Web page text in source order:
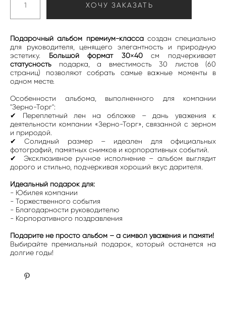
ХОЧУ ЗАКАЗАТЬ
Подарочный альбом премиум-классасоздан специально
для руководителя, ценящего элегантность и природную
эстетику. Большой формат 30×40см подчеркивает
статусность подарка, а вместимость 30 листов (60
страниц) позволяют собрать самые важные моменты в
одном месте.
Особенности альбома, выполненного для компании
"Зерно-Торг":
✔ Переплетный лен на обложке – дань уважения к
деятельности компании «Зерно-Торг», связанной с зерном
и природой.
✔ Солидный размер – идеален для официальных
фотографий, памятных снимков и корпоративных событий.
✔ Эксклюзивное ручное исполнение – альбом выглядит
дорого и стильно, подчеркивая хороший вкус дарителя.
Идеальный подарок для:
- Юбилея компании
- Торжественного события
- Благодарности руководителю
- Корпоративного поздравления
Подарите не просто альбом – а символ уважения и памяти!
Выбирайте премиальный подарок, который останется на
долгие годы!